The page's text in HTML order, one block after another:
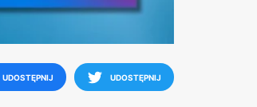
UDOSTĘPNIJ UDOSTĘPNIJ